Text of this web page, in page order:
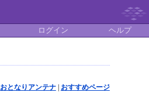
ログイン ヘルプ
おとなりアンテナ| おすすめページ